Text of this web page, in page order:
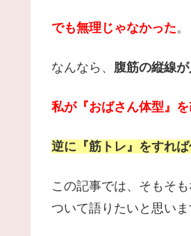
でも無理じゃなかった。
なんなら、 腹筋の縦線が
私が『おばさん体型』
逆に『筋トレ』をすれ
この記事では、そもそ
ついて語りたいと思いま